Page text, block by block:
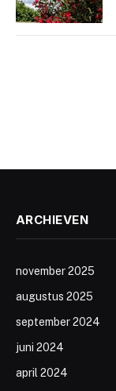
ARCHIEVEN
november 2025
augustus 2025
september 2024
juni 2024
april 2024